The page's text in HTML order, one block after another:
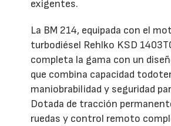
exigentes.
La BM 214, equipada con el
turbodiésel Rehlko KSD
completa la gama con un
que combina capacidad
maniobrabilidad y seguridad
Dotada de tracción
ruedas y control remoto